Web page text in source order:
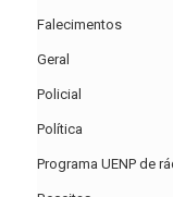
Falecimentos
Geral
Policial
Política
Programa UENP de